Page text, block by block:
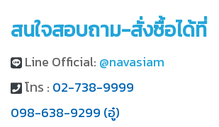
สนใจสอบถาม-สั่งซื้อได้ที่
Line Official: @navasiam
โทร : 02-738-9999
098-638-9299 (อู๋)